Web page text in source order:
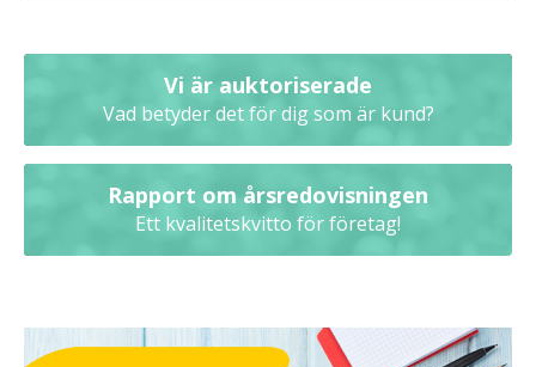
Vi är auktoriserade
Vad betyder det för dig som är kund?
Rapport om årsredovisningen
Ett kvalitetskvitto för företag!